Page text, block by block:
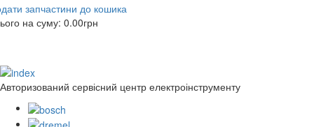
запчастини до кошика
на суму: 0.00грн
Авторизований сервісний центр електроінструменту